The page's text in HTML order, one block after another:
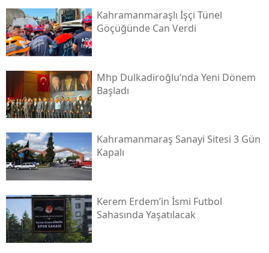
Kahramanmaraşlı İşçi Tünel
Göçüğünde Can Verdi
Mhp Dulkadiroğlu’nda Yeni Dönem
Başladı
Kahramanmaraş Sanayi Sitesi 3 Gün
Kapalı
Kerem Erdem’in İsmi Futbol
Sahasında Yaşatılacak